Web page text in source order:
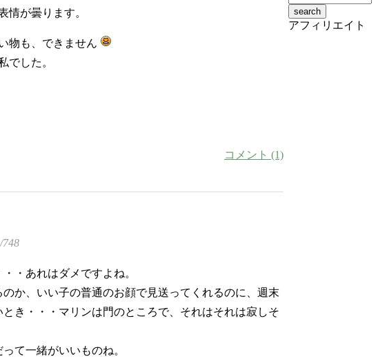
情が曇ります。
物も、できません
でした。
コメント (1)
748
・あれはダメですよね。
か、いい子の普通のお顔で見送ってくれるのに、週末
き・・・マリンは門のところで、それはそれは寂しそ
て一緒がいいものね。
アフィリエイト